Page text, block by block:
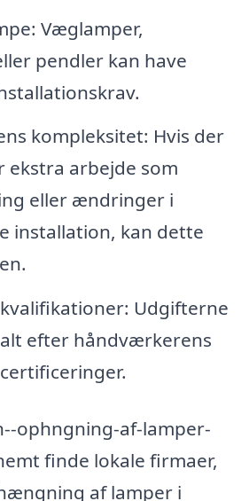
Væglamper,
pendler kan have
kompleksitet: Hvis der
ekstra arbejde som
eller ændringer i
installation, kan dette
Udgifterne
efter håndværkerens
ophngning-af-lamper-
finde lokale firmaer,
af lamper i